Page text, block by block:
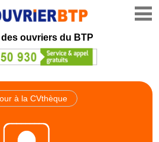
ouvriers du BTP
à la CVthèque